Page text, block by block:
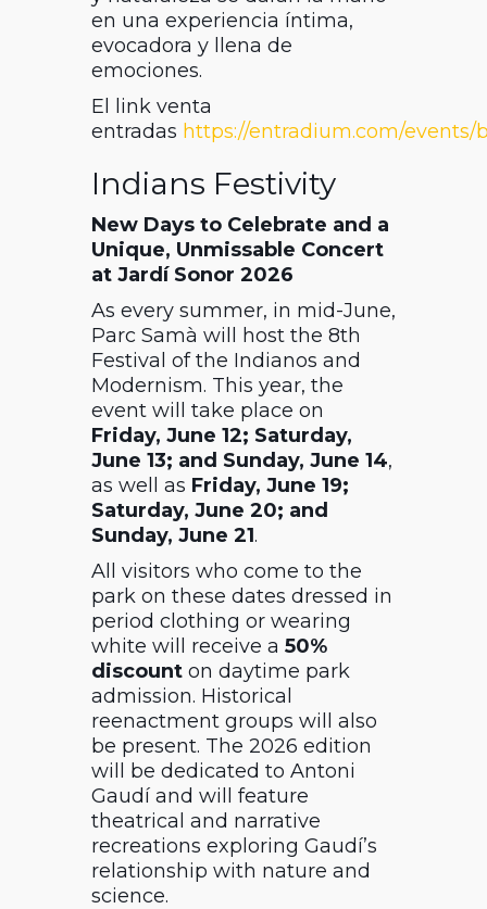
en una experiencia íntima,
evocadora y llena de
emociones.
El link venta
entradas https://entradium.com/events/
Indians Festivity
New Days to Celebrate and a
Unique, Unmissable Concert
at Jardí Sonor 2026
As every summer, in mid-June,
Parc Samà will host the 8th
Festival of the Indianos and
Modernism. This year, the
event will take place on
Friday, June 12; Saturday,
June 13; and Sunday, June 14,
as well as Friday, June 19;
Saturday, June 20; and
Sunday, June 21.
All visitors who come to the
park on these dates dressed in
period clothing or wearing
white will receive a 50%
discount on daytime park
admission. Historical
reenactment groups will also
be present. The 2026 edition
will be dedicated to Antoni
Gaudí and will feature
theatrical and narrative
recreations exploring Gaudí’s
relationship with nature and
science.